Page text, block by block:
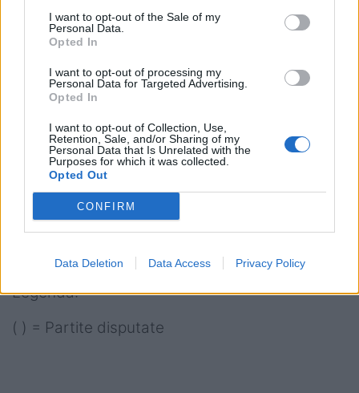
I want to opt-out of the Sale of my
Personal Data.
Opted In
I want to opt-out of processing my
Personal Data for Targeted Advertising.
Opted In
I want to opt-out of Collection, Use,
Retention, Sale, and/or Sharing of my
Personal Data that Is Unrelated with the
Purposes for which it was collected.
Opted Out
CONFIRM
Data Deletion Data Access Privacy Policy
Lione 60 (24)
Castres 60 (24)
Montpellier 50 (23)
Bayonne 44 (24)
Pau 41 (24)
Agen 2 (23)
Legenda:
( ) = Partite disputate